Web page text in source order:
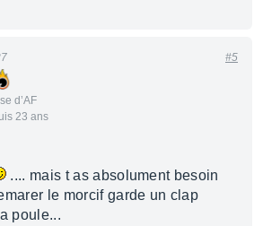
d’AF
23 ans
#5
.... mais t as absolument besoin
le morcif garde un clap
poule...